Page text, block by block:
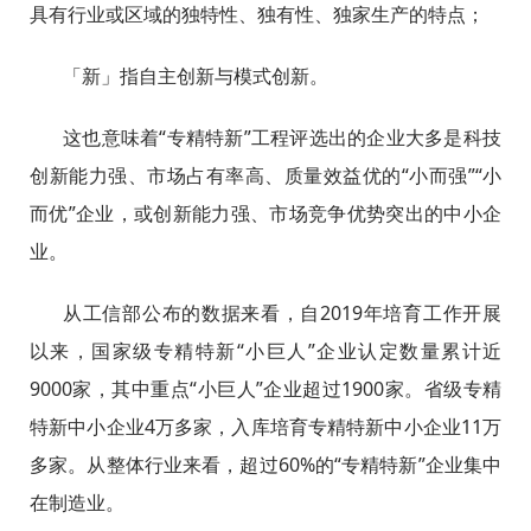
具有行业或区域的独特性、独有性、独家生产的特点；
「新」指自主创新与模式创新。
这也意味着“专精特新”工程评选出的企业大多是科技
创新能力强、市场占有率高、质量效益优的“小而强”“小
而优”企业，或创新能力强、市场竞争优势突出的中小企
业。
从工信部公布的数据来看，自2019年培育工作开展
以来，国家级专精特新“小巨人”企业认定数量累计近
9000家，其中重点“小巨人”企业超过1900家。省级专精
特新中小企业4万多家，入库培育专精特新中小企业11万
多家。从整体行业来看，超过60%的“专精特新”企业集中
在制造业。